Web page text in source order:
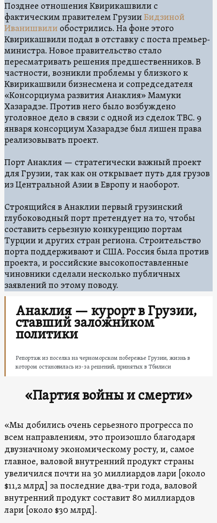
Позднее отношения Квирикашвили с
фактическим правителем ГрузииБидзиной
Иванишвилиобострились. На фоне этого
Квирикашвили подал в отставку с поста премьер-
министра. Новое правительство стало
пересматривать решения предшественников. В
частности, возникли проблемы у близкого к
Квирикашвили бизнесмена и сопредседателя
«Консорциума развития Анаклия» Мамуки
Хазарадзе. Против него было возбуждено
уголовное дело в связи с одной из сделок ТВС. 9
января консорциум Хазарадзе был лишен права
реализовывать проект.
Порт Анаклия — стратегически важный проект
для Грузии, так как он открывает путь для грузов
из Центральной Азии в Европу и наоборот.
Строящийся в Анаклии первый грузинский
глубоководный порт претендует на то, чтобы
составить серьезную конкуренцию портам
Турции и других стран региона. Строительство
порта поддерживают и США. Россия была против
проекта, и российские высокопоставленные
чиновники сделали несколько публичных
заявлений по этому поводу.
Анаклия — курорт в Грузии,
ставший заложником
политики
Репортаж из поселка на черноморском побережье Грузии, жизнь в
котором остановилась из-за решений, принятых в Тбилиси
«Партия войны и смерти»
«Мы добились очень серьезного прогресса по
всем направлениям, это произошло благодаря
двузначному экономическому росту, и, самое
главное, валовой внутренний продукт страны
увеличился почти на 30 миллиардов лари [около
$11,2 млрд] за последние два-три года, валовой
внутренний продукт составит 80 миллиардов
лари [около $30 млрд].